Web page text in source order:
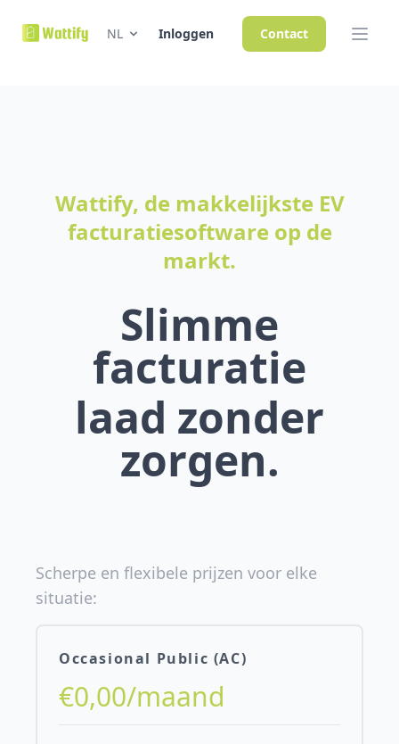
NL Inloggen Contact
Wattify, de makkelijkste EV
facturatiesoftware op de
markt.
Slimme
facturatie
laad zonder
zorgen.
Scherpe en flexibele prijzen voor elke
situatie:
Occasional Public (AC)
€0,00/maand